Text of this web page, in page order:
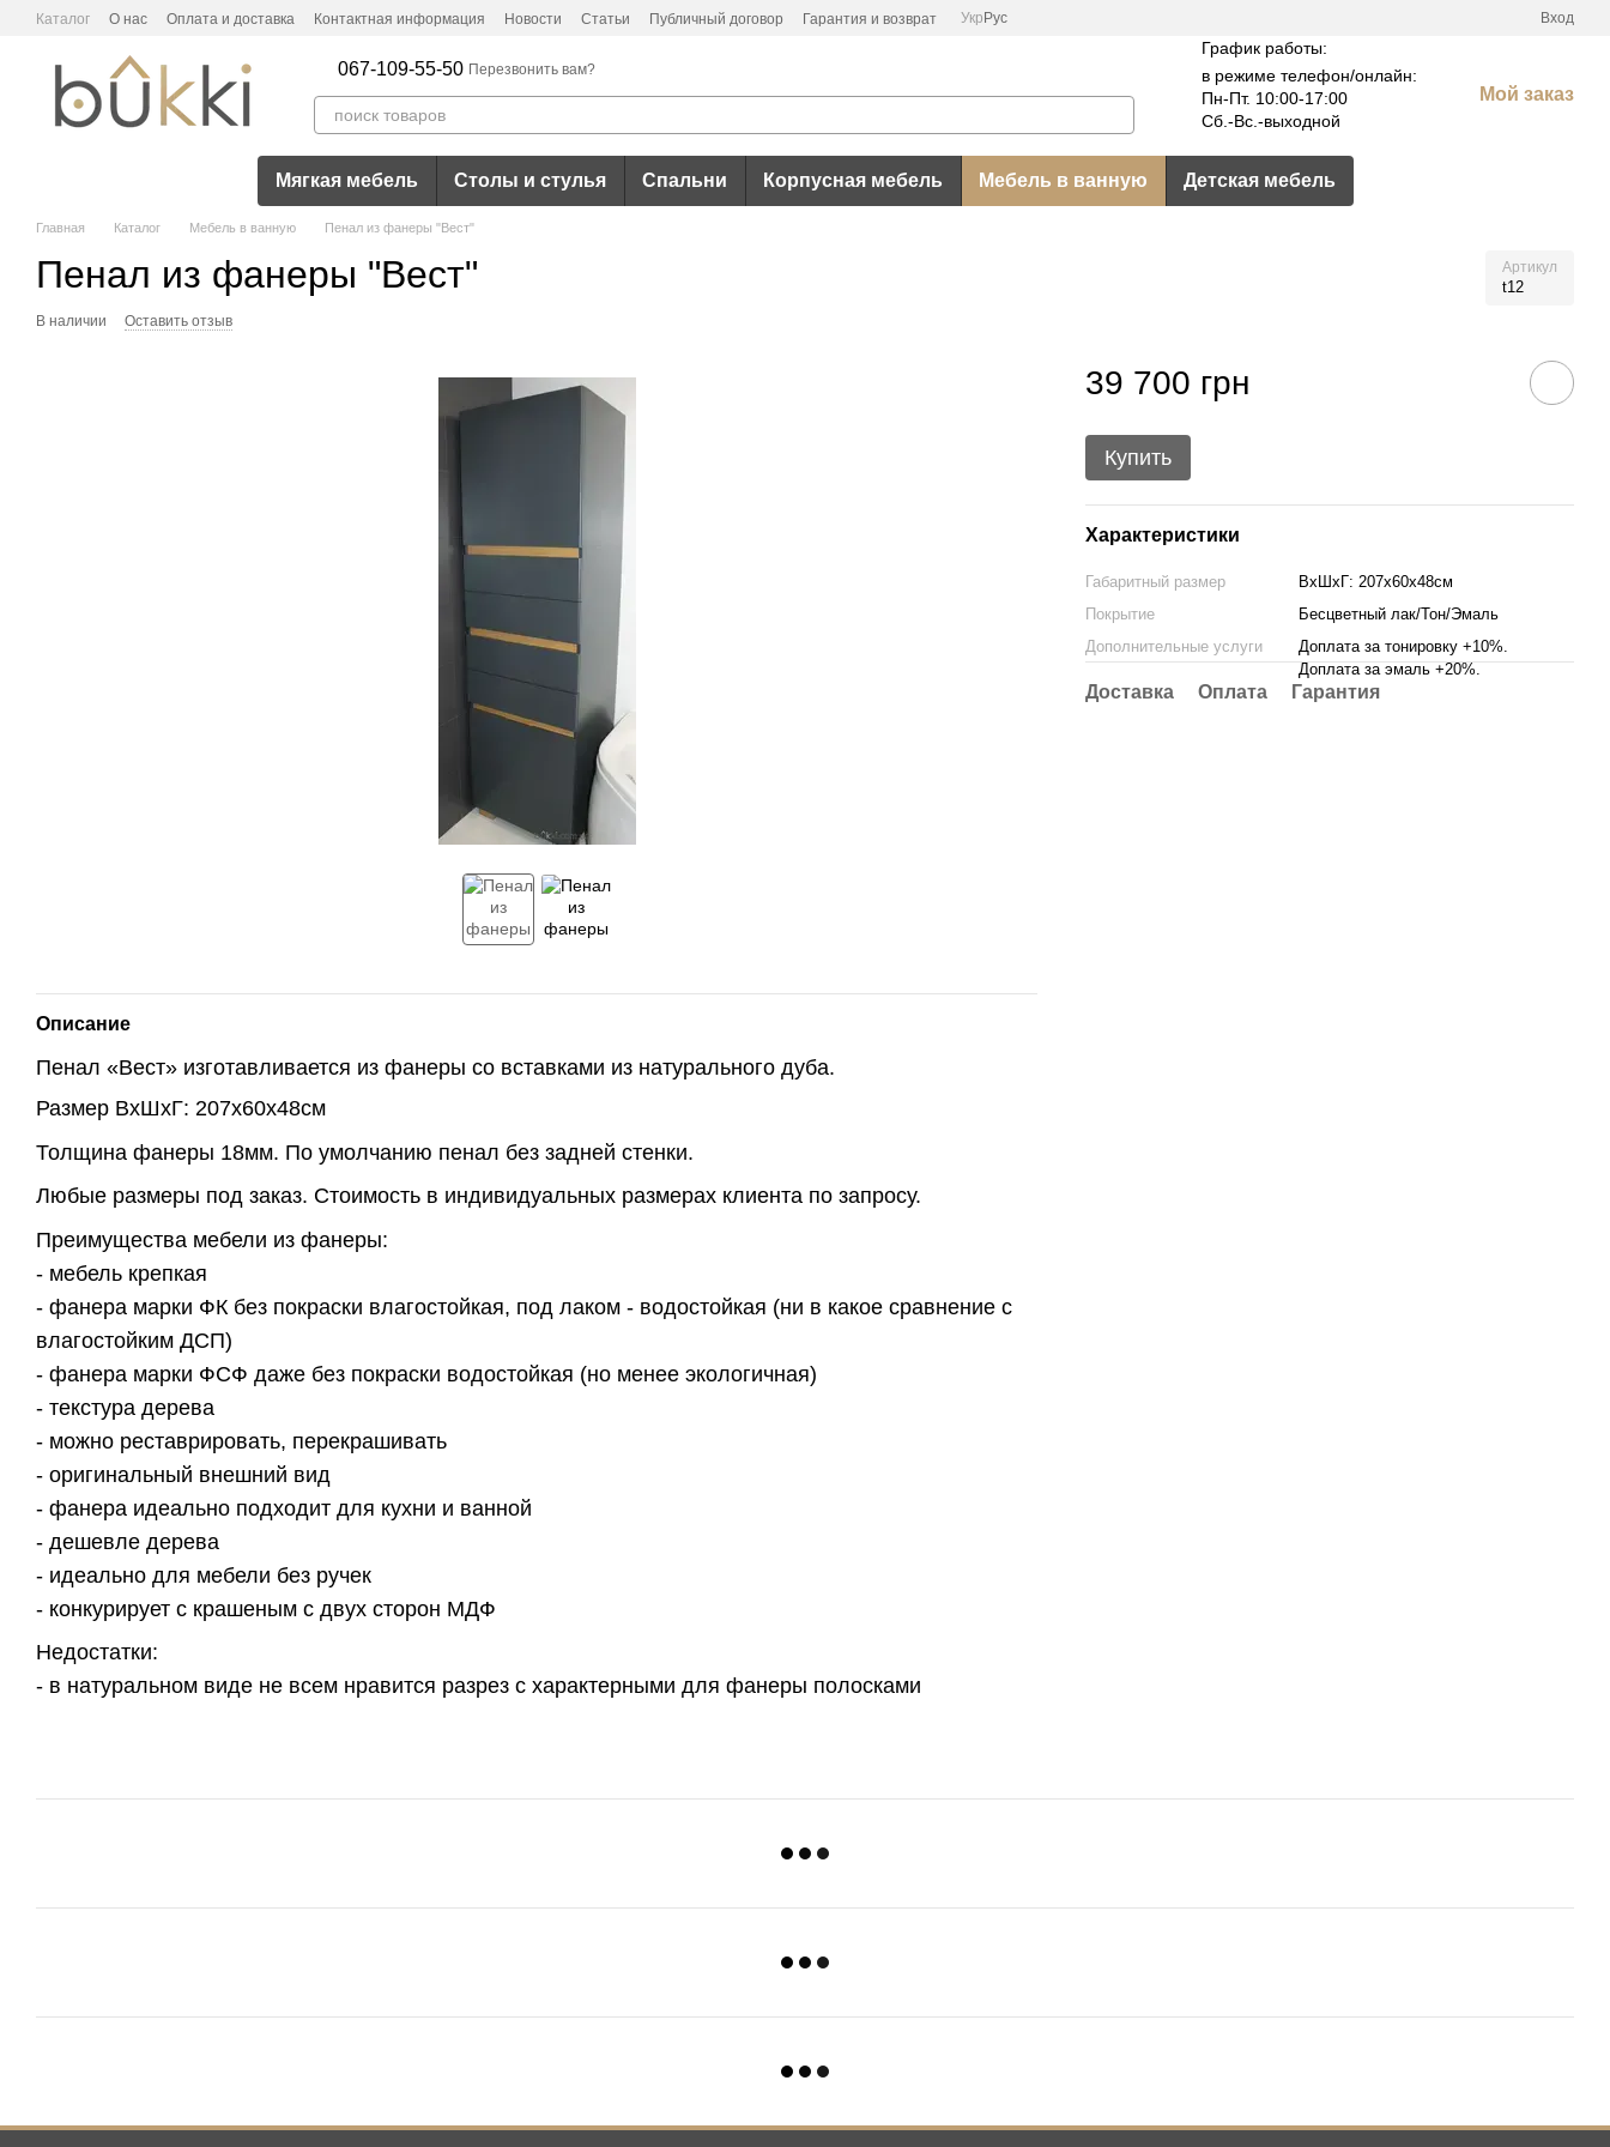
Перейти к основному контенту
Каталог О нас Оплата и доставка Контактная информация Новости Статьи Публичный договор Гарантия и возврат Укр Рус Вход
067-109-55-50 Перезвонить вам?
График работы:
в режиме телефон/онлайн:
Пн-Пт. 10:00-17:00
Сб.-Вс.-выходной
Мой заказ
Мягкая мебель Столы и стулья Спальни Корпусная мебель Мебель в ванную Детская мебель
Главная Каталог Мебель в ванную Пенал из фанеры "Вест"
Пенал из фанеры "Вест" Артикул
t12
В наличии Оставить отзыв
Описание
Пенал «Вест» изготавливается из фанеры со вставками из натурального дуба.
Размер ВхШхГ: 207х60х48см
Толщина фанеры 18мм. По умолчанию пенал без задней стенки.
Любые размеры под заказ. Стоимость в индивидуальных размерах клиента по запросу.
Преимущества мебели из фанеры:
- мебель крепкая
- фанера марки ФК без покраски влагостойкая, под лаком - водостойкая (ни в какое сравнение с
влагостойким ДСП)
- фанера марки ФСФ даже без покраски водостойкая (но менее экологичная)
- текстура дерева
- можно реставрировать, перекрашивать
- оригинальный внешний вид
- фанера идеально подходит для кухни и ванной
- дешевле дерева
- идеально для мебели без ручек
- конкурирует с крашеным с двух сторон МДФ
Недостатки:
- в натуральном виде не всем нравится разрез с характерными для фанеры полосками
39 700 грн
Купить
Характеристики
Габаритный размер
ВхШхГ: 207х60х48см
Покрытие
Бесцветный лак/Тон/Эмаль
Дополнительные услуги
Доплата за тонировку +10%.
Доплата за эмаль +20%.
Доставка Оплата Гарантия